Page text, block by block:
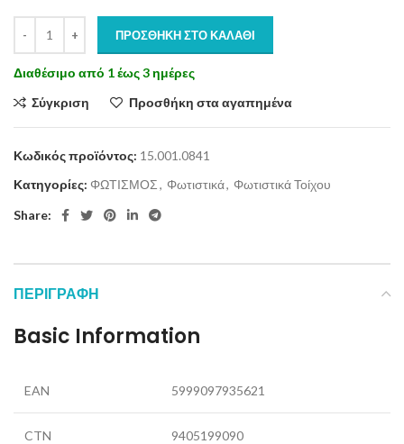
ΠΡΟΣΘΉΚΗ ΣΤΟ ΚΑΛΆΘΙ
Διαθέσιμο από 1 έως 3 ημέρες
Σύγκριση
Προσθήκη στα αγαπημένα
Κωδικός προϊόντος: 15.001.0841
Κατηγορίες: ΦΩΤΙΣΜΟΣ, Φωτιστικά, Φωτιστικά Τοίχου
Share:
ΠΕΡΙΓΡΑΦΉ
Basic Information
EAN 5999097935621
CTN 9405199090